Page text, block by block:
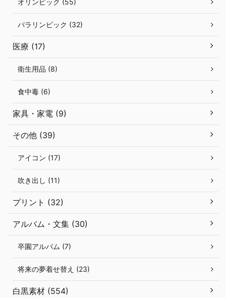
オリンピック (55)
パラリンピック (32)
医療 (17)
衛生用品 (8)
食中毒 (6)
家具・家電 (9)
その他 (39)
アイコン (17)
吹き出し (11)
プリント (32)
アルバム・文集 (30)
卒園アルバム (7)
将来の夢着せ替え (23)
白黒素材 (554)